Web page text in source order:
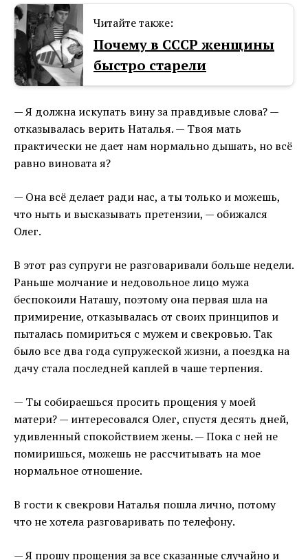
Читайте также:
Почему в СССР женщины
быстро старели
— Я должна искупать вину за правдивые слова? —
отказывалась верить Наталья. — Твоя мать
практически не дает нам нормально дышать, но всё
равно виновата я?
— Она всё делает ради нас, а ты только и можешь,
что ныть и высказывать претензии, — обижался
Олег.
В этот раз супруги не разговаривали больше недели.
Раньше молчание и недовольное лицо мужа
беспокоили Наташу, поэтому она первая шла на
примирение, отказывалась от своих принципов и
пыталась помириться с мужем и свекровью. Так
было все два года супружеской жизни, а поездка на
дачу стала последней каплей в чаше терпения.
— Ты собираешься просить прощения у моей
матери? — интересовался Олег, спустя десять дней,
удивленный спокойствием жены. — Пока с ней не
помиришься, можешь не рассчитывать на мое
нормальное отношение.
В гости к свекрови Наталья пошла лично, потому
что не хотела разговаривать по телефону.
— Я прошу прощения за все сказанные случайно и